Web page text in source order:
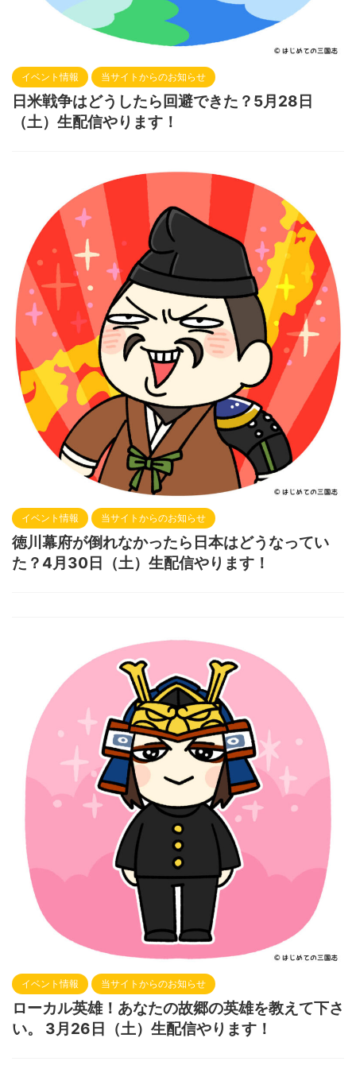
イベント情報 当サイトからのお知らせ
日米戦争はどうしたら回避できた？5月28日
（土）生配信やります！
イベント情報 当サイトからのお知らせ
徳川幕府が倒れなかったら日本はどうなってい
た？4月30日（土）生配信やります！
イベント情報 当サイトからのお知らせ
ローカル英雄！あなたの故郷の英雄を教えて下さ
い。 3月26日（土）生配信やります！